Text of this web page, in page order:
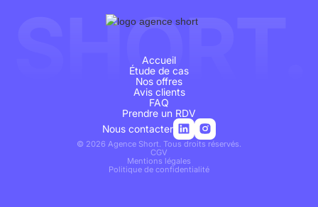
SHORT.
Accueil
Étude de cas
Nos offres
Avis clients
FAQ
Prendre un RDV
Nous contacter
© 2026 Agence Short. Tous droits réservés.
CGV
Mentions légales
Politique de confidentialité